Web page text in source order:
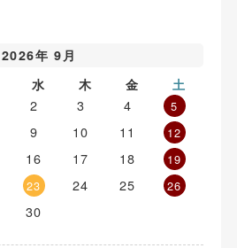
2026年 9月
水 木 金 土
2 3 4
5
9 10 11
12
16 17 18
19
23 24 25
26
30